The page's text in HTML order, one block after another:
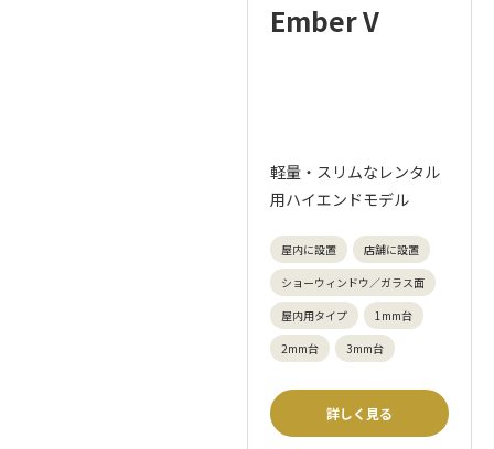
Ember V
軽量・スリムなレンタル
用ハイエンドモデル
屋内に設置
店舗に設置
ショーウィンドウ／ガラス面
屋内用タイプ
1mm台
2mm台
3mm台
詳しく見る